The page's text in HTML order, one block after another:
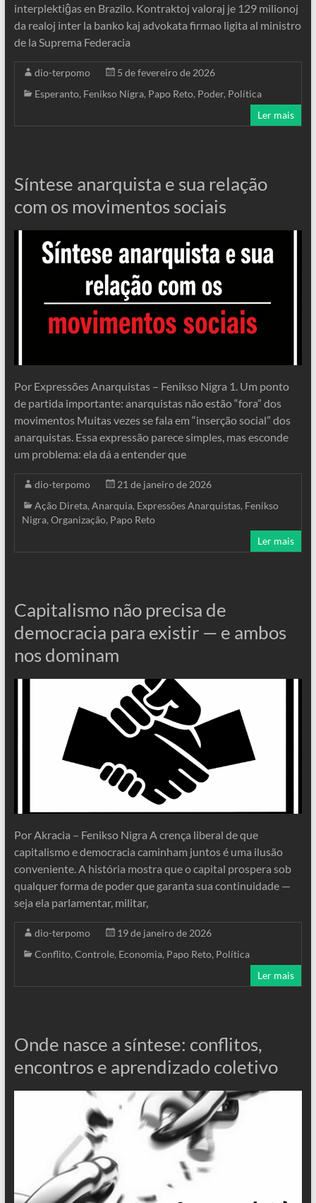
interplektiĝas en Brazilo. Kontraktoj valoraj je 129 milionoj
da realoj inter la banko kaj advokata firmao ligita al ministro
de la Suprema Federacia
dio-terpomo
5 de fevereiro de 2026
Esperanto, Fenikso Nigra, Papo Reto, Poder, Política
Ler mais
Síntese anarquista e sua relação
com os movimentos sociais
Por Expressões Anarquistas – Fenikso Nigra 1. Um ponto
de partida importante: anarquistas não estão “fora” dos
movimentos Muitas vezes se fala em “inserção social” dos
anarquistas. Essa expressão parece simples, mas esconde
um problema: ela dá a entender que
dio-terpomo
21 de janeiro de 2026
Ação Direta, Anarquia, Expressões Anarquistas, Fenikso
Nigra, Organização, Papo Reto
Ler mais
Capitalismo não precisa de
democracia para existir — e ambos
nos dominam
Por Akracia – Fenikso Nigra A crença liberal de que
capitalismo e democracia caminham juntos é uma ilusão
conveniente. A história mostra que o capital prospera sob
qualquer forma de poder que garanta sua continuidade —
seja ela parlamentar, militar,
dio-terpomo
19 de janeiro de 2026
Conflito, Controle, Economia, Papo Reto, Política
Ler mais
Onde nasce a síntese: conflitos,
encontros e aprendizado coletivo